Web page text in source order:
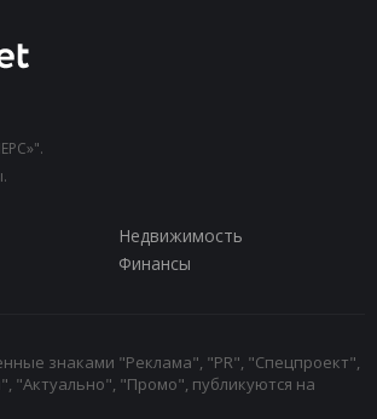
Недвижимость
Финансы
знаками "Реклама", "PR", "Спецпроект",
"Актуально", "Промо", публикуются на